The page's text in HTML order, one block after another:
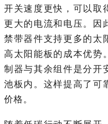
开关速度更快，可以取
更大的电流和电压。因
禁带器件支持更多的太
高太阳能板的成本优势
制器与其余组件是分开
池板内。这样提高了可
价格。